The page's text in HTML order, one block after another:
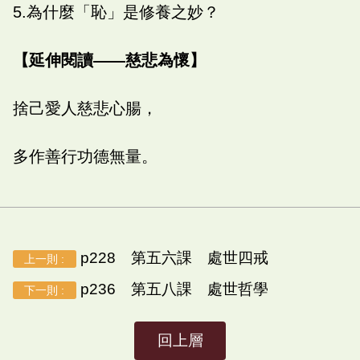
5.為什麼「恥」是修養之妙？
【延伸閱讀——慈悲為懷】
捨己愛人慈悲心腸，
多作善行功德無量。
上一則 : p228 第五六課 處世四戒
下一則 : p236 第五八課 處世哲學
回上層